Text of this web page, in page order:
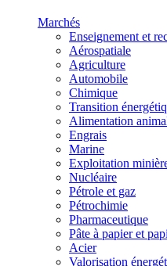
Marchés
Enseignement et
Aérospatiale
Agriculture
Automobile
Chimique
Transition
Alimentation
Engrais
Marine
Exploitation
Nucléaire
Pétrole et gaz
Pétrochimie
Pharmaceutique
Pâte à papier et
Acier
Valorisation